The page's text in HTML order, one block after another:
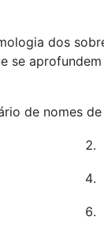
dos
se
de nomes